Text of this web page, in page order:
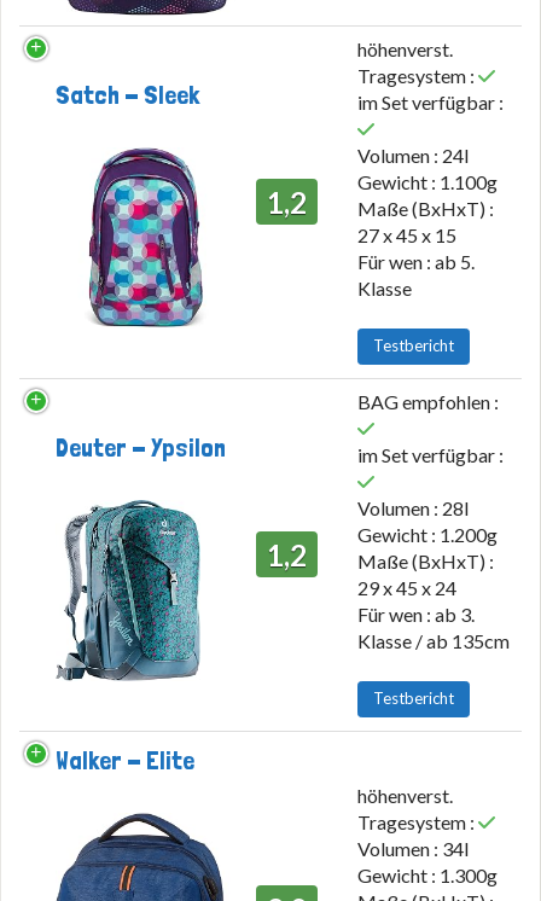
Satch - Sleek
1,2
höhenverst.
Tragesystem :
im Set verfügbar :
Volumen : 24l
Gewicht : 1.100g
Maße (BxHxT) :
27 x 45 x 15
Für wen : ab 5.
Klasse
Testbericht
Deuter - Ypsilon
1,2
BAG empfohlen :
im Set verfügbar :
Volumen : 28l
Gewicht : 1.200g
Maße (BxHxT) :
29 x 45 x 24
Für wen : ab 3.
Klasse / ab 135cm
Testbericht
Walker - Elite
höhenverst.
Tragesystem :
Volumen : 34l
Gewicht : 1.300g